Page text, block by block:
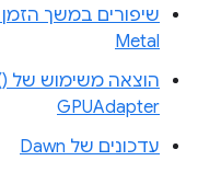
Metal
GPUAdapter
עדכונים של Dawn